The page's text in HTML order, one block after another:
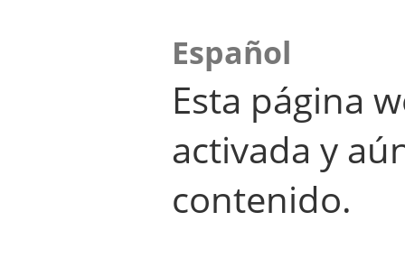
Español
Esta página
activada y
contenido.